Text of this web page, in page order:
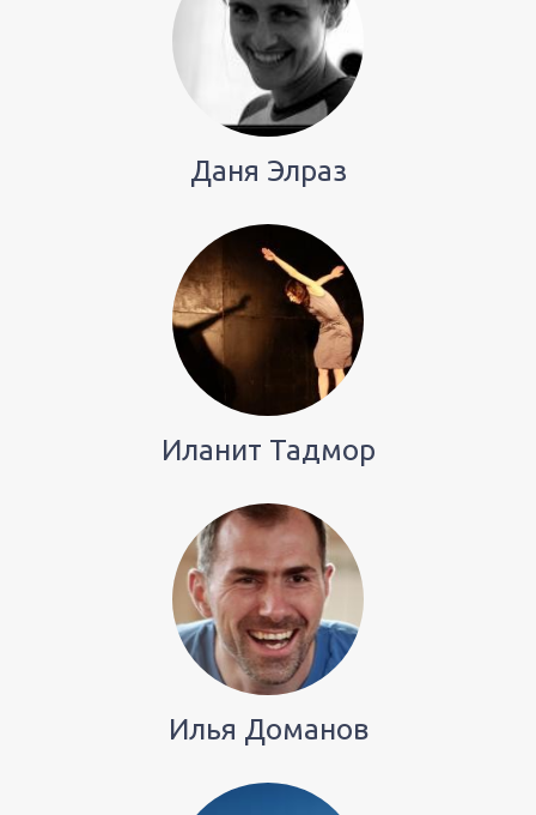
Даня Элраз
Иланит Тадмор
Илья Доманов